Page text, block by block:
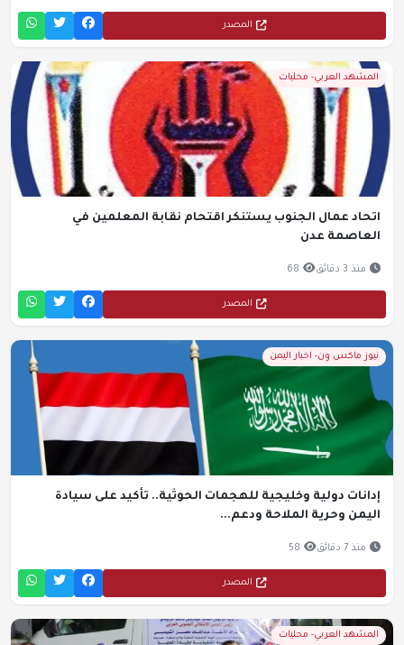
المصدر
المشهد العربي- محليات
اتحاد عمال الجنوب يستنكر اقتحام نقابة المعلمين في
العاصمة عدن
منذ 3 دقائق 68
المصدر
نيوز ماكس ون- اخبار اليمن
إدانات دولية وخليجية للهجمات الحوثية.. تأكيد على سيادة
اليمن وحرية الملاحة ودعم...
منذ 7 دقائق 58
المصدر
المشهد العربي- محليات